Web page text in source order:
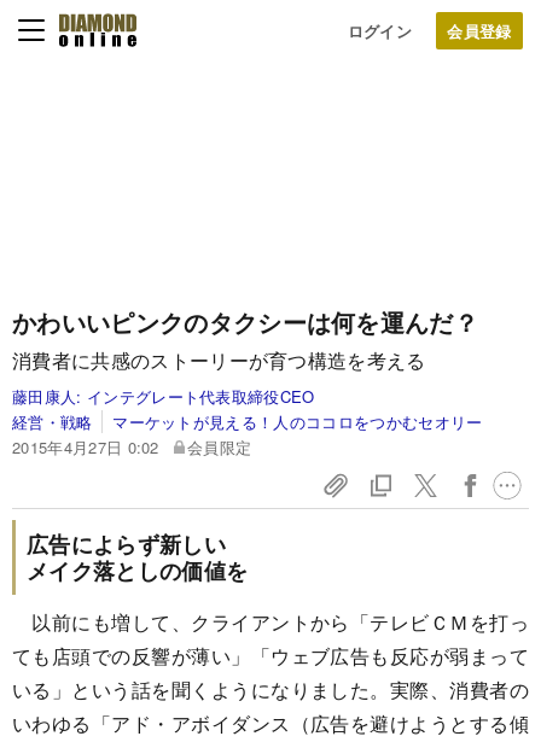
ログイン
かわいいピンクのタクシーは何を運んだ？
消費者に共感のストーリーが育つ構造を考える
藤田康人: インテグレート代表取締役CEO
経営・戦略
マーケットが見える！人のココロをつかむセオリー
2015年4月27日 0:02
会員限定
広告によらず新しい
メイク落としの価値を
以前にも増して、クライアントから「テレビＣＭを打っ
ても店頭での反響が薄い」「ウェブ広告も反応が弱まって
いる」という話を聞くようになりました。実際、消費者の
いわゆる「アド・アボイダンス（広告を避けようとする傾